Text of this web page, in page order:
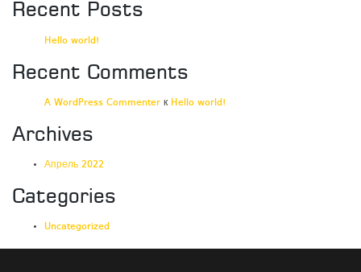
Recent Posts
Hello world!
Recent Comments
A WordPress Commenter к Hello world!
Archives
Апрель 2022
Categories
Uncategorized